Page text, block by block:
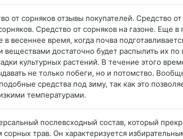
от сорняков отзывы покупателей. Средство
Средство от сорняков на газоне. Еще
в весеннее время, когда почва
веществами достаточно будет распылить их по
культурных растений. В течение этого
не только побеги, но и потомство.
средства под зиму, так как это
температурами.
послевсходный состав, который
трав. Он характеризуется